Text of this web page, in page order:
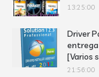
13:25:00
Driver
entrega
[Varios
21:56:00